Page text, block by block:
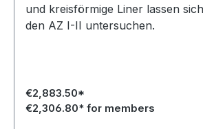
und kreisförmige Liner lassen
den AZ I-II untersuchen.
€2,883.50*
€2,306.80* for members